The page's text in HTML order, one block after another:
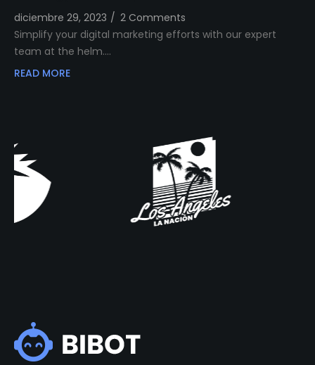
diciembre 29, 2023 / 2 Comments
Simplify your digital marketing efforts with our expert
team at the helm.…
READ MORE